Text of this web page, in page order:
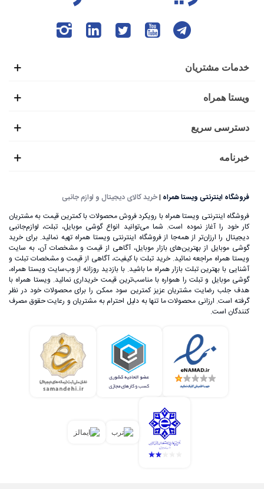
خدمات مشتریان
ویستا همراه
دسترسی سریع
خبرنامه
فروشگاه اینترنتی ویستا همراه |خرید کالای دیجیتال و لوازم جانبی
فروشگاه اینترنتی ویستا همراه با رویکرد فروش محصولات با کمترین قیمت به مشتریان
کار خود را آغاز نموده است. شما می‌توانید انواع گوشی موبایل، تبلت، لوازم‌جانبی
دیجیتال را ارزان‌تر از همه‌جا از فروشگاه اینترنتی ویستا همراه تهیه نمائید. برای خرید
گوشی موبایل از بهترین‌های بازار موبایل، آگاهی از قیمت و مشخصات آن، به ‌سایت
ویستا همراه مراجعه نمائید. خرید تبلت با کیفیت، آگاهی از قیمت و مشخصات تبلت و
آشنایی با بهترین تبلت بازار همراه ما باشید. با بازدید روزانه از وب‌سایت ویستا همراه،
گوشی موبایل و تبلت را همواره با مناسب‌ترین قیمت خریداری نمائید. ویستا همراه با
هدف جلب رضایت مشتریان عزیز کمترین سود ممکن را برای محصولات خود در نظر
گرفته است. ارزانی محصولات ما تنها به دلیل احترام به مشتریان و رعایت حقوق مصرف
کنندگان است.